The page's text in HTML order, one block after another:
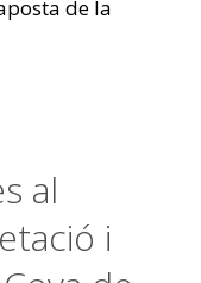
de la
al
i